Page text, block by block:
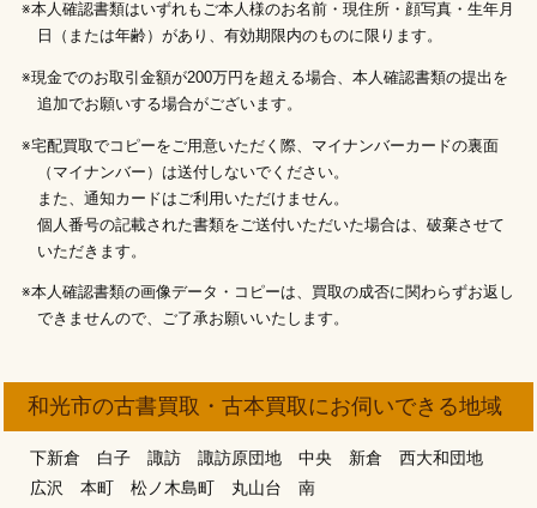
※本人確認書類はいずれもご本人様のお名前・現住所・顔写真・生年月
日（または年齢）があり、有効期限内のものに限ります。
※現金でのお取引金額が200万円を超える場合、本人確認書類の提出を
追加でお願いする場合がございます。
※宅配買取でコピーをご用意いただく際、マイナンバーカードの裏面
（マイナンバー）は送付しないでください。
また、通知カードはご利用いただけません。
個人番号の記載された書類をご送付いただいた場合は、破棄させて
いただきます。
※本人確認書類の画像データ・コピーは、買取の成否に関わらずお返し
できませんので、ご了承お願いいたします。
和光市の古書買取・古本買取にお伺いできる地域
下新倉 白子 諏訪 諏訪原団地 中央 新倉
西大和団地
広沢
本町 松ノ木島町 丸山台 南